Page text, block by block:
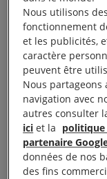
Turquie, en
ampleur sans
professionnels
aussi les
Aujourd’hui,
Turquie. En
juges et
poursuivi pour
Nous utilisons
fonctionnement
et les publicités,
caractère
peuvent être
Nous
navigation avec
autres consulter
ici et la
partenaire
données de nos
des fins